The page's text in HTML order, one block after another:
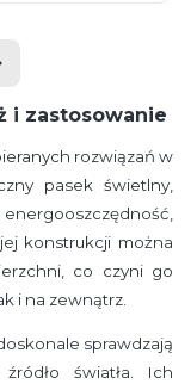
do ostatniej
i zastosowanie
rozwiązań w
pasek świetlny,
konstrukcji można
co czyni go
i na zewnątrz.
sprawdzają
światła. Ich